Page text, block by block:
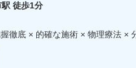
徒歩1分
徹底 × 的確な施術 × 物理療法 ×